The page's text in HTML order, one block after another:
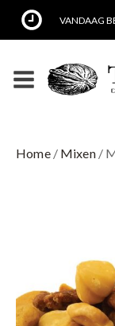
VANDAAG
Home/ Mixen/